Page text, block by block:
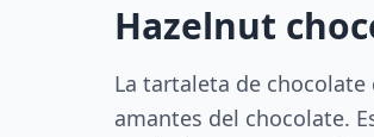
Hazelnut
La tartaleta de
amantes del chocolate.